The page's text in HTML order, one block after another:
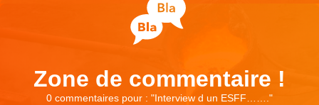
Zone de commentaire !
0 commentaires pour : "Interview d un ESFF……. "